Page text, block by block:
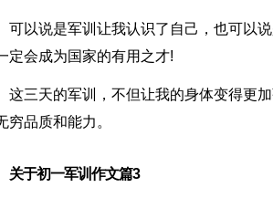
可以说是军训让我认识了自己，也可以
定会成为国家的有用之才!
这三天的军训，不但让我的身体变得更
穷品质和能力。
关于初一军训作文篇3